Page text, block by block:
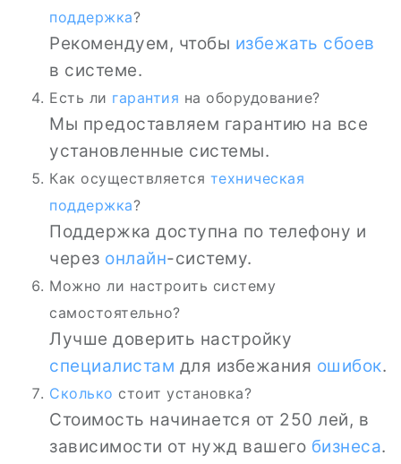
поддержка?
Рекомендуем, чтобы избежать сбоев
в системе.
Есть ли гарантия на оборудование?
Мы предоставляем гарантию на все
установленные системы.
Как осуществляется техническая
поддержка?
Поддержка доступна по телефону и
через онлайн-систему.
Можно ли настроить систему
самостоятельно?
Лучше доверить настройку
специалистам для избежания ошибок.
Сколько стоит установка?
Стоимость начинается от 250 лей, в
зависимости от нужд вашего бизнеса.